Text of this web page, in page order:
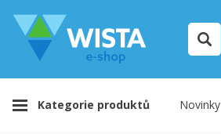
Registrace uživatele
Kategorie produktů Novinky